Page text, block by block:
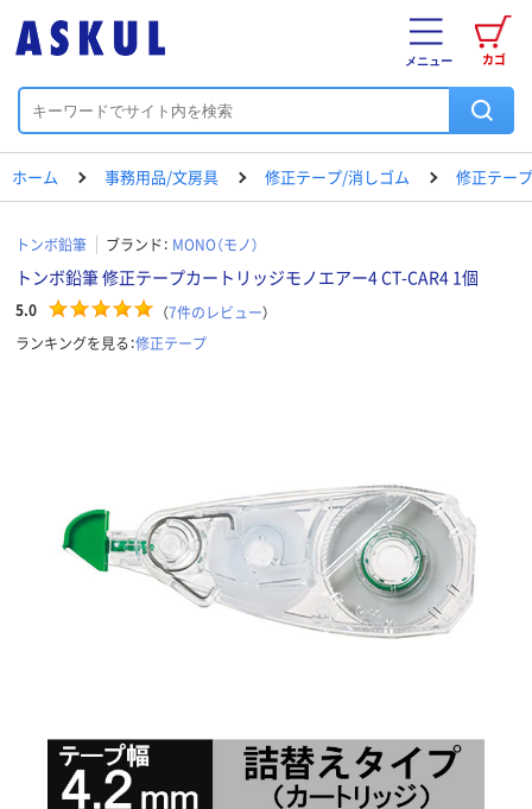
カゴ
メニュー
ホーム 事務用品/文房具 修正テープ/消しゴム 修正テープ
トンボ鉛筆 ブランド： MONO（モノ）
トンボ鉛筆 修正テープカートリッジモノエアー4 CT-CAR4 1個
5.0 （7件のレビュー）
ランキングを見る：修正テープ